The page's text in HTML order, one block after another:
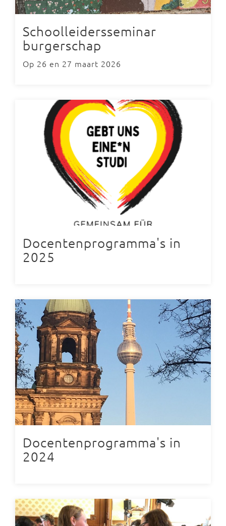
Schoolleidersseminar
burgerschap
Op 26 en 27 maart 2026
Docentenprogramma's in
2025
Docentenprogramma's in
2024